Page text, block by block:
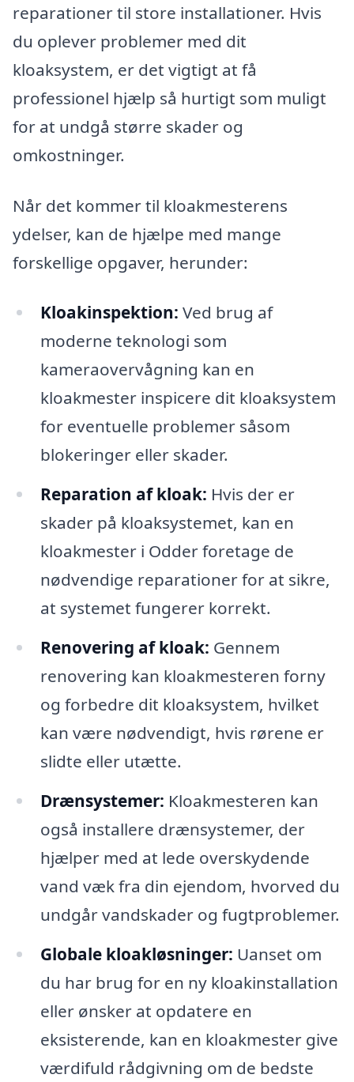
reparationer til store installationer. Hvis
du oplever problemer med dit
kloaksystem, er det vigtigt at få
professionel hjælp så hurtigt som muligt
for at undgå større skader og
omkostninger.
Når det kommer til kloakmesterens
ydelser, kan de hjælpe med mange
forskellige opgaver, herunder:
Kloakinspektion: Ved brug af
moderne teknologi som
kameraovervågning kan en
kloakmester inspicere dit kloaksystem
for eventuelle problemer såsom
blokeringer eller skader.
Reparation af kloak: Hvis der er
skader på kloaksystemet, kan en
kloakmester i Odder foretage de
nødvendige reparationer for at sikre,
at systemet fungerer korrekt.
Renovering af kloak: Gennem
renovering kan kloakmesteren forny
og forbedre dit kloaksystem, hvilket
kan være nødvendigt, hvis rørene er
slidte eller utætte.
Drænsystemer: Kloakmesteren kan
også installere drænsystemer, der
hjælper med at lede overskydende
vand væk fra din ejendom, hvorved du
undgår vandskader og fugtproblemer.
Globale kloakløsninger: Uanset om
du har brug for en ny kloakinstallation
eller ønsker at opdatere en
eksisterende, kan en kloakmester give
værdifuld rådgivning om de bedste